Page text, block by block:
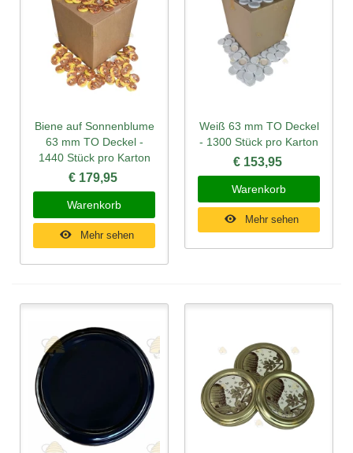
Biene auf Sonnenblume
63 mm TO Deckel -
1440 Stück pro Karton
€ 179,95
Warenkorb
Mehr sehen
Weiß 63 mm TO Deckel
- 1300 Stück pro Karton
€ 153,95
Warenkorb
Mehr sehen